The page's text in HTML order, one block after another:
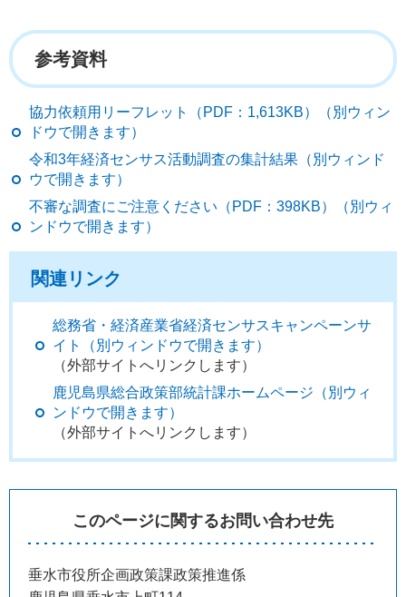
参考資料
協力依頼用リーフレット（PDF：1,613KB）（別ウィン
ドウで開きます）
令和3年経済センサス活動調査の集計結果（別ウィンド
ウで開きます）
不審な調査にご注意ください（PDF：398KB）（別ウィ
ンドウで開きます）
関連リンク
総務省・経済産業省経済センサスキャンペーンサ
イト（別ウィンドウで開きます）
（外部サイトへリンクします）
鹿児島県総合政策部統計課ホームページ（別ウィ
ンドウで開きます）
（外部サイトへリンクします）
このページに関するお問い合わせ先
垂水市役所企画政策課政策推進係